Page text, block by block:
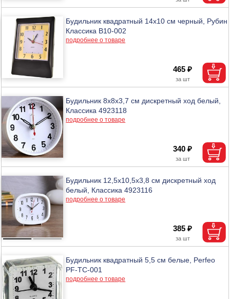
Будильник квадратный 14х10 см черный, Рубин
Классика В10-002
подробнее о товаре
465 ₽
Будильник 8х8х3,7 см дискретный ход белый,
Классика 4923118
подробнее о товаре
340 ₽
Будильник 12,5х10,5х3,8 см дискретный ход
белый, Классика 4923116
подробнее о товаре
385 ₽
Будильник квадратный 5,5 см белые, Perfeo
PF-TC-001
подробнее о товаре